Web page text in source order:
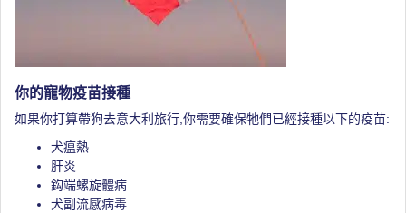
你的寵物疫苗接種
如果你打算帶狗去意大利旅行,你需要確保牠們已經接種以下的疫苗:
犬瘟熱
肝炎
鈎端螺旋體病
犬副流感病毒